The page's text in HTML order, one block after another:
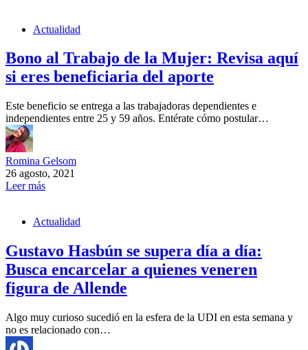
Actualidad
Bono al Trabajo de la Mujer: Revisa aquí
si eres beneficiaria del aporte
Este beneficio se entrega a las trabajadoras dependientes e
independientes entre 25 y 59 años. Entérate cómo postular…
Romina Gelsom
26 agosto, 2021
Leer más
Actualidad
Gustavo Hasbún se supera día a día:
Busca encarcelar a quienes veneren
figura de Allende
Algo muy curioso sucedió en la esfera de la UDI en esta semana y
no es relacionado con…